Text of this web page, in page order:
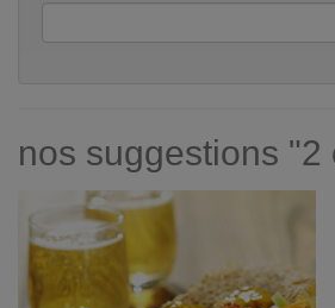
nos suggestions "2